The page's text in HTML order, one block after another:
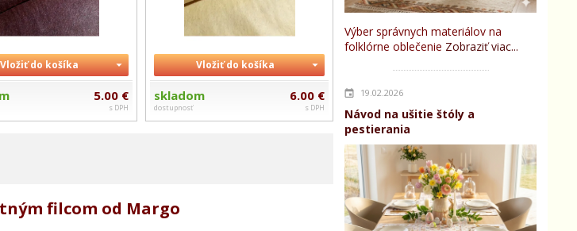
Výber správnych materiálov na
folklórne oblečenie Zobraziť viac...
19.02.2026
Návod na ušitie štóly a
pestierania
Vložiť do košíka
5.00 €
s DPH
Vložiť do košíka
skladom
dostupnosť
6.00 €
s DPH
filcom od Margo